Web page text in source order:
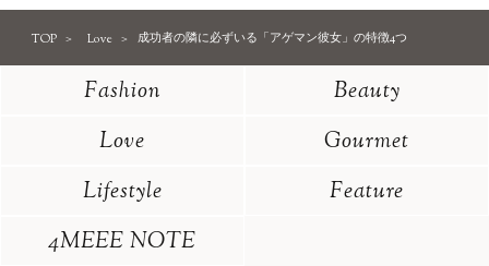
TOP Love 成功者の隣に必ずいる「アゲマン彼女」の特徴4つ
Fashion
Beauty
Love
Gourmet
Lifestyle
Feature
4MEEE NOTE